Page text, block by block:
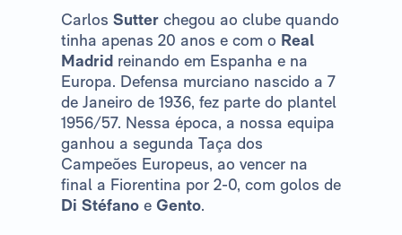
Carlos Sutter chegou ao clube quando
tinha apenas 20 anos e com o Real
Madrid reinando em Espanha e na
Europa. Defensa murciano nascido a 7
de Janeiro de 1936, fez parte do plantel
1956/57. Nessa época, a nossa equipa
ganhou a segunda Taça dos
Campeões Europeus, ao vencer na
final a Fiorentina por 2-0, com golos de
Di Stéfano e Gento.